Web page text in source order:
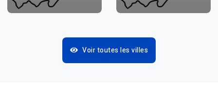
Voir toutes les villes